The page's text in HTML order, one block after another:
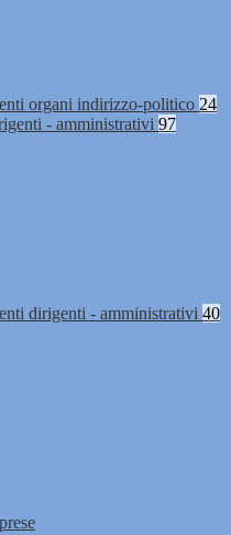
organi indirizzo-politico 24
- amministrativi 97
dirigenti - amministrativi 40